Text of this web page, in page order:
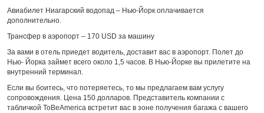
Авиабилет Ниагарский водопад – Нью-Йорк оплачивается
дополнительно.
Трансфер в аэропорт – 170 USD за машину
За вами в отель приедет водитель, доставит вас в аэропорт. Полет до
Нью- Йорка займет всего около 1,5 часов. В Нью-Йорке вы прилетите на
внутренний терминал.
Если вы боитесь, что потеряетесь, то мы предлагаем вам услугу
сопровождения. Цена 150 долларов. Представитель компании с
табличкой ToBeAmerica встретит вас в зоне получения багажа с вашего